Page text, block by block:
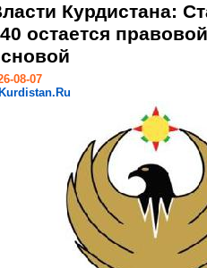
Курдистана:
остается правовой
08-07
Kurdistan.Ru